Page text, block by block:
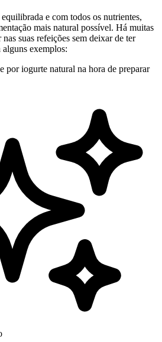
e com todos os nutrientes,
mais natural possível. Há muitas
suas refeições sem deixar de ter
exemplos:
por iogurte natural na hora de preparar